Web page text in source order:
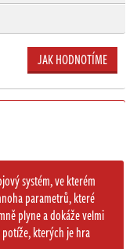
JAK HODNOTÍME
systém, ve kterém
parametrů, které
plyne a dokáže velmi
kterých je hra